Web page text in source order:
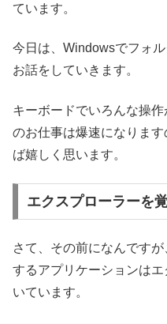
ています。
今日は、Windowsでフォ
お話をしていきます。
キーボードでいろんな操
のお仕事は爆速になりま
ば嬉しく思います。
エクスプローラーを
さて、その前になんです
するアプリケーションは
いています。